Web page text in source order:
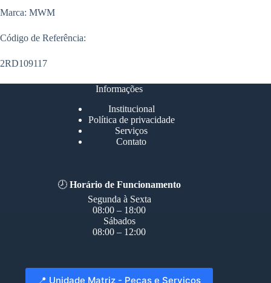
Marca: MWM
Código de Referência:
2RD109117
Informações
Institucional
Política de privacidade
Serviços
Contato
🕗Horário de Funcionamento
Segunda à Sexta
08:00 – 18:00
Sábados
08:00 – 12:00
📍 Unidade Matriz - Peças e Serviços